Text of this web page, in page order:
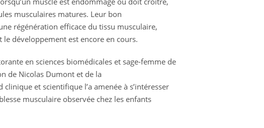
musculaires matures. Leur bon
régénération efficace du tissu musculaire,
développement est encore en cours.
en sciences biomédicales et sage-femme de
de Nicolas Dumont et de la
et scientifique l’a amenée à s’intéresser
musculaire observée chez les enfants